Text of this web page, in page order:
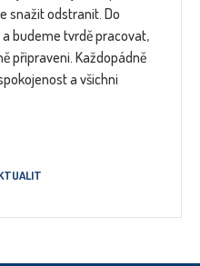
snažit odstranit. Do
budeme tvrdě pracovat,
připraveni. Každopádně
a všichni